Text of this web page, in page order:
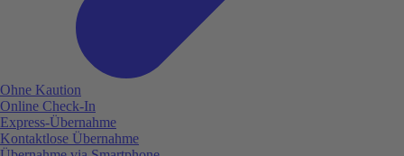
Ohne Kaution
Online Check-In
Express-Übernahme
Kontaktlose Übernahme